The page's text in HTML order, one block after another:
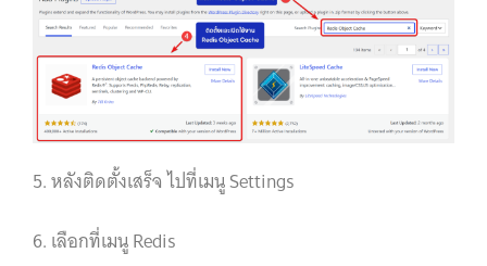
5. หลังติดตั้งเสร็จ ไปที่เมนู Settings
6. เลือกที่เมนู Redis